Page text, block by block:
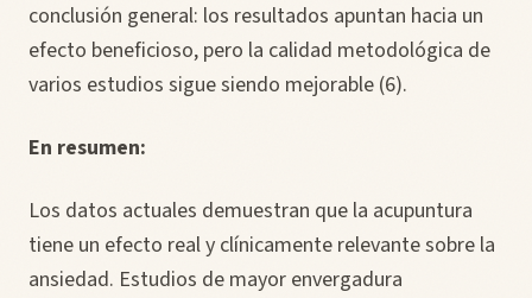
conclusión general: los resultados apuntan hacia un
efecto beneficioso, pero la calidad metodológica de
varios estudios sigue siendo mejorable (6).
En resumen:
Los datos actuales demuestran que la acupuntura
tiene un efecto real y clínicamente relevante sobre la
ansiedad. Estudios de mayor envergadura